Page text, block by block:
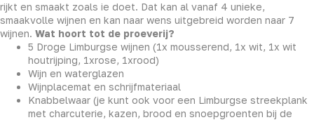
rijkt en smaakt zoals ie doet. Dat kan al vanaf 4 unieke,
smaakvolle wijnen en kan naar wens uitgebreid worden naar 7
wijnen. Wat hoort tot de proeverij?
5 Droge Limburgse wijnen (1x mousserend, 1x wit, 1x wit
houtrijping, 1xrose, 1xrood)
Wijn en waterglazen
Wijnplacemat en schrijfmateriaal
Knabbelwaar (je kunt ook voor een Limburgse streekplank
met charcuterie, kazen, brood en snoepgroenten bij de